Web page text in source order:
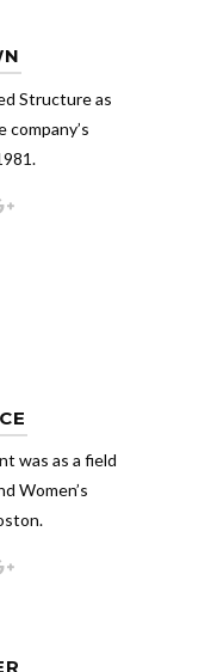
Structure as
was as a field
Women’s